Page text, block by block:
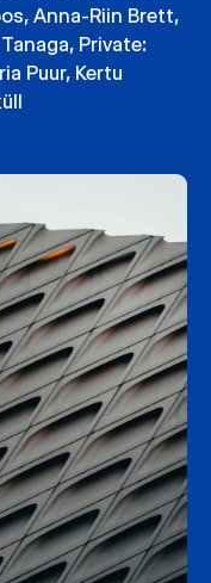
, Anna-Riin Brett,
, Private:
Puur, Kertu